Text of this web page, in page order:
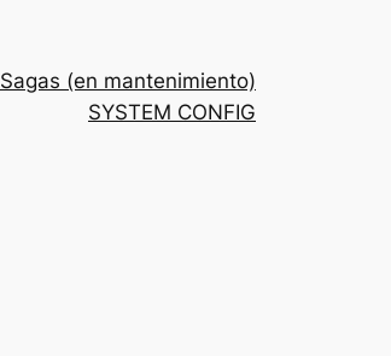
Sagas (en mantenimiento)
SYSTEM CONFIG